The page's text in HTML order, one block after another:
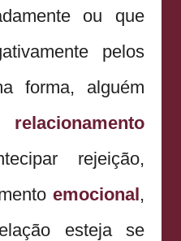
ou que
pelos
forma, alguém
relacionamento
rejeição,
emocional,
esteja se